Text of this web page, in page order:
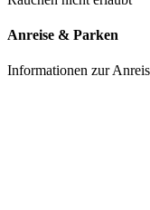
Anreise & Parken
Informationen zur